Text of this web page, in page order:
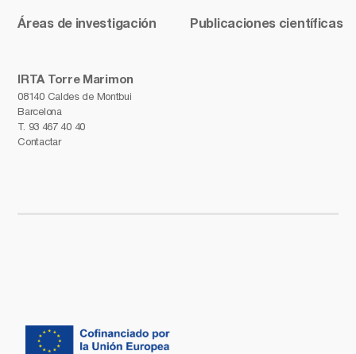
IRTA Torre Marimon
08140 Caldes de Montbui
Barcelona
T. 93 467 40 40
Contactar
Áreas de investigación Publicaciones científicas